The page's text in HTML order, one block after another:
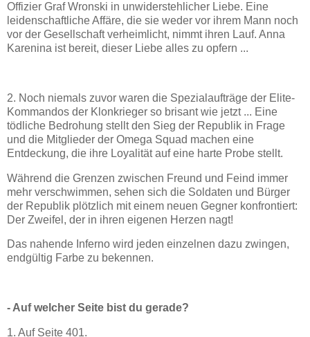
Offizier Graf Wronski in unwiderstehlicher Liebe. Eine
leidenschaftliche Affäre, die sie weder vor ihrem Mann noch
vor der Gesellschaft verheimlicht, nimmt ihren Lauf. Anna
Karenina ist bereit, dieser Liebe alles zu opfern ...
2. Noch niemals zuvor waren die Spezialaufträge der Elite-
Kommandos der Klonkrieger so brisant wie jetzt ... Eine
tödliche Bedrohung stellt den Sieg der Republik in Frage
und die Mitglieder der Omega Squad machen eine
Entdeckung, die ihre Loyalität auf eine harte Probe stellt.
Während die Grenzen zwischen Freund und Feind immer
mehr verschwimmen, sehen sich die Soldaten und Bürger
der Republik plötzlich mit einem neuen Gegner konfrontiert:
Der Zweifel, der in ihren eigenen Herzen nagt!
Das nahende Inferno wird jeden einzelnen dazu zwingen,
endgültig Farbe zu bekennen.
- Auf welcher Seite bist du gerade?
1. Auf Seite 401.